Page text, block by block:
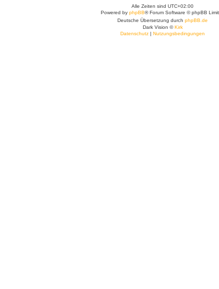
Alle Zeiten sind UTC+02:00
Powered by phpBB® Forum Software © phpBB
Deutsche Übersetzung durch phpBB.de
Dark Vision ©Kirk
Datenschutz | Nutzungsbedingungen